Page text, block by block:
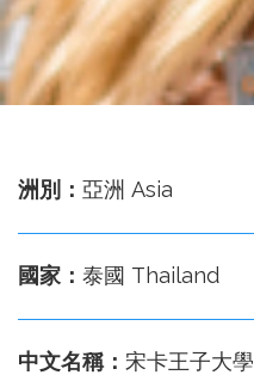
處
洲別： 亞洲 Asia
國家： 泰國 Thailand
中文名稱： 宋卡王子大學